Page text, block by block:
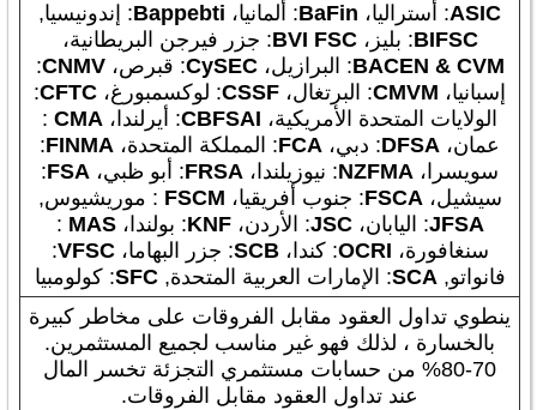
ASIC: أستراليا، BaFin: ألمانيا، Bappebti: إندونيسيا,
BIFSC: بليز،BVI FSC: جزر فيرجن البريطانية،
BACEN & CVM: البرازيل،CySEC: قبرص،CNMV
:
إسبانيا، CMVM: البرتغال، CSSF: لوكسمبورغ، CFTC
:
الولايات المتحدة الأمريكية، CBFSAI: أيرلندا، CMA
:
عمان، DFSA: دبي، FCA: المملكة المتحدة، FINMA
:
سويسرا،
NZFMA : نيوزيلندا، FRSA: أبو ظبي، FSA
:
سيشيل،FSCA: جنوب أفريقيا، FSCM : موريشيوس,
JFSA: اليابان،JSC: الأردن،KNF: بولندا،MAS
:
سنغافورة، OCRI: كندا،SCB: جزر البهاما،VFSC
:
فانواتو,SCA: الإمارات العربية المتحدة,SFC: كولومبيا
ينطوي تداول العقود مقابل الفروقات على مخاطر كبيرة
بالخسارة ، لذلك فهو غير مناسب لجميع المستثمرين.
70-80% من حسابات مستثمري التجزئة تخسر المال
عند تداول العقود مقابل الفروقات.